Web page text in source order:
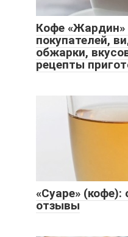
Кофе «Жардин»
покупателей,
обжарки,
рецепты
«Суаре»
отзывы